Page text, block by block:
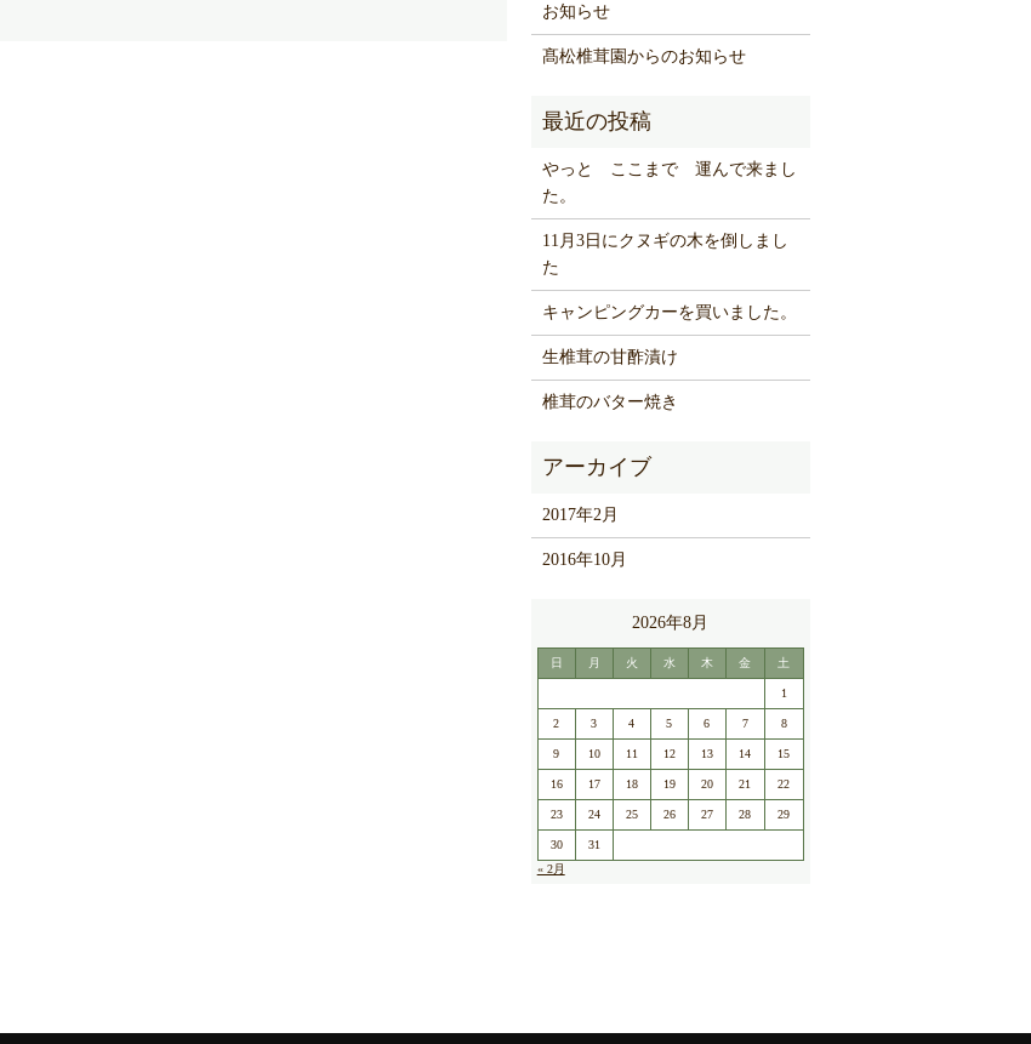
お知らせ
髙松椎茸園からのお知らせ
やっと ここまで 運んで来まし
た。
11月3日にクヌギの木を倒しまし
た
キャンピングカーを買いました。
生椎茸の甘酢漬け
椎茸のバター焼き
2017年2月
2016年10月
2026年8月
日 月 火 水 木 金 土
1
2 3 4 5 6 7 8
9 10 11 12 13 14 15
16 17 18 19 20 21 22
23 24 25 26 27 28 29
30
31
« 2月